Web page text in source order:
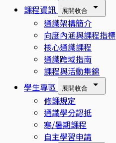
課程資訊
展開收合
通識架構簡介
向度內涵與課程指標
核心通識課程
通識跨域指南
課程與活動集錦
學生專區
展開收合
修課規定
通識學分認抵
寒/暑期課程
自主學習申請